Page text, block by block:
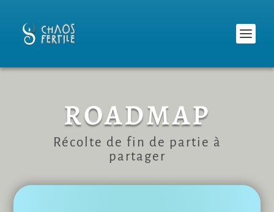
ROADMAP
Récolte de fin de partie à
partager